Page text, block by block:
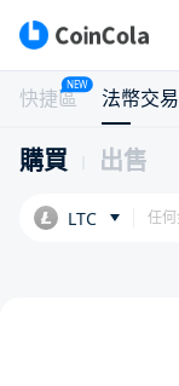
快捷區
NEW
法幣交易
購買 出售
LTC